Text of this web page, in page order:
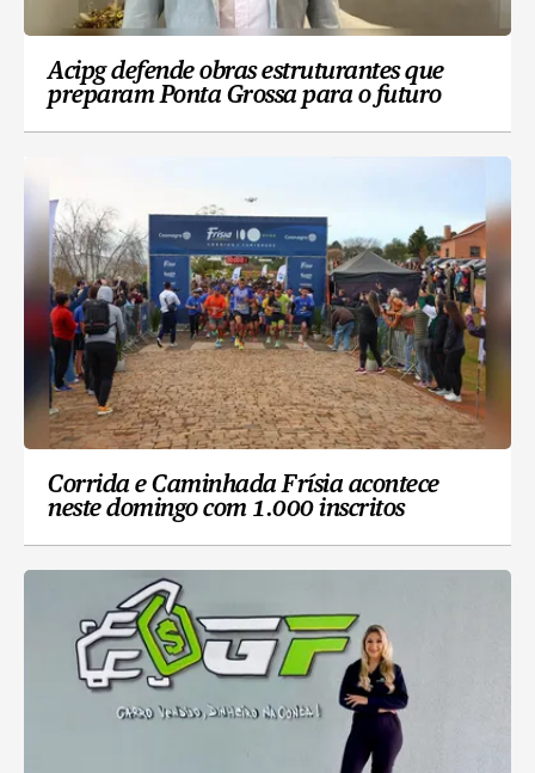
Acipg defende obras estruturantes que
preparam Ponta Grossa para o futuro
Corrida e Caminhada Frísia acontece
neste domingo com 1.000 inscritos